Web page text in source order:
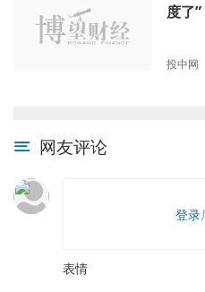
度了”
投中网
网友评论
登录
表情